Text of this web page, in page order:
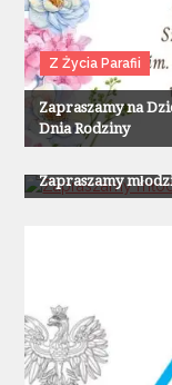
Z Życia Parafii
Zapraszamy na
Dnia Rodziny
Z Życia Parafii
Zapraszamy